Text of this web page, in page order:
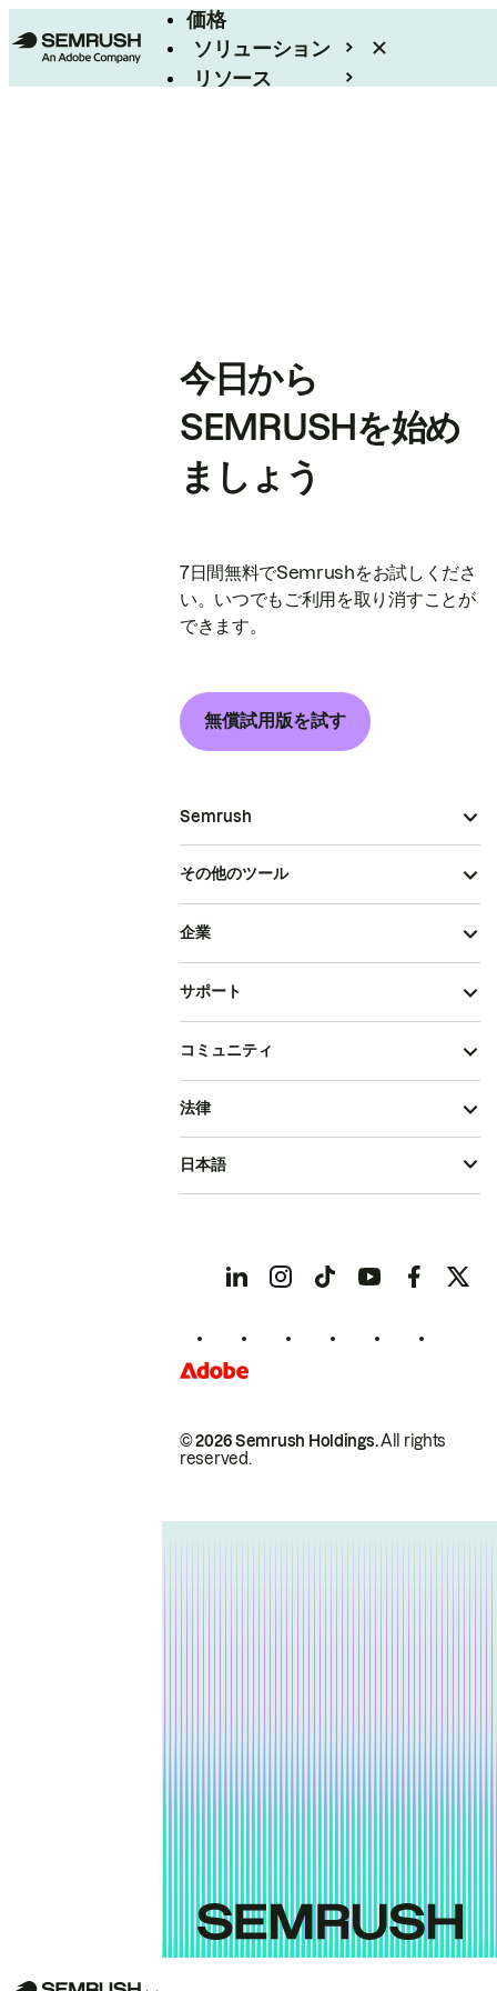
価格
ソリューション
リソース
今日から
SEMRUSHを始め
ましょう
7日間無料でSemrushをお試しくださ
い。いつでもご利用を取り消すことが
できます。
無償試用版を試す
Semrush
その他のツール
企業
サポート
コミュニティ
© 2026 Semrush Holdings.All rights
reserved.
法律
日本語